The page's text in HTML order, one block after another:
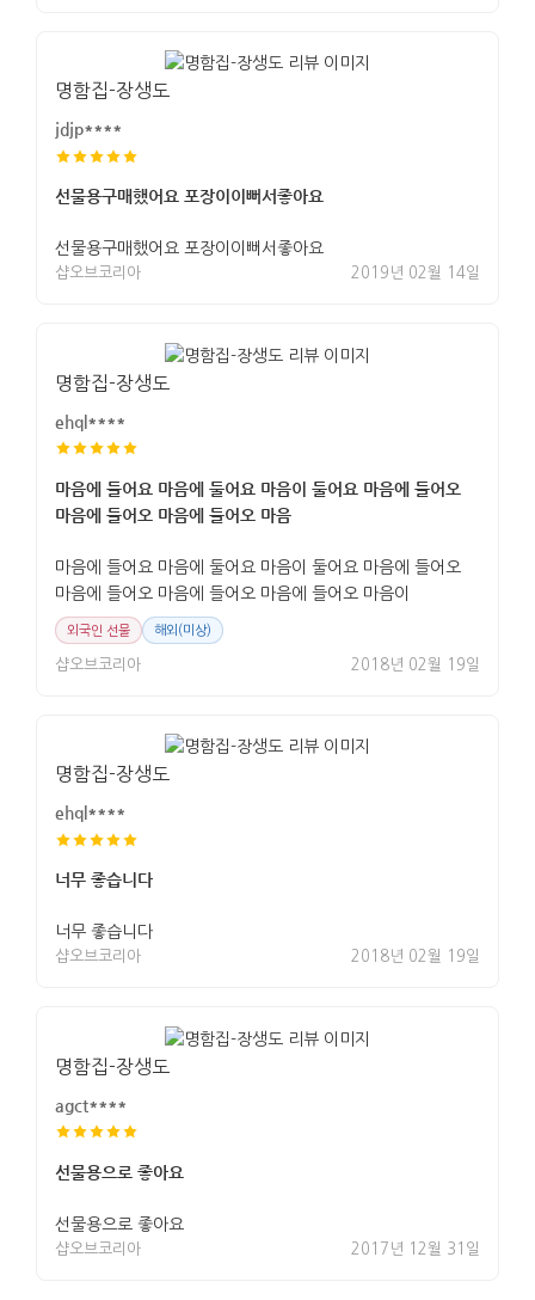
명함집-장생도
jdjp****
선물용구매했어요 포장이이뻐서좋아요
선물용구매했어요 포장이이뻐서좋아요
샵오브코리아 2019년 02월 14일
명함집-장생도
ehql****
마음에 들어요 마음에 둘어요 마음이 둘어요 마음에 들어오
마음에 들어오 마음에 들어오 마음
마음에 들어요 마음에 둘어요 마음이 둘어요 마음에 들어오
마음에 들어오 마음에 들어오 마음에 들어오 마음이
외국인 선물 해외(미상)
샵오브코리아 2018년 02월 19일
명함집-장생도
ehql****
너무 좋습니다
너무 좋습니다
샵오브코리아 2018년 02월 19일
명함집-장생도
agct****
선물용으로 좋아요
선물용으로 좋아요
샵오브코리아 2017년 12월 31일